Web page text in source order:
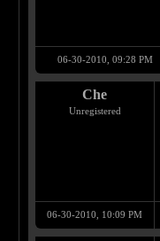
06-30-2010, 09:28 PM
Che
Unregistered
06-30-2010, 10:09 PM